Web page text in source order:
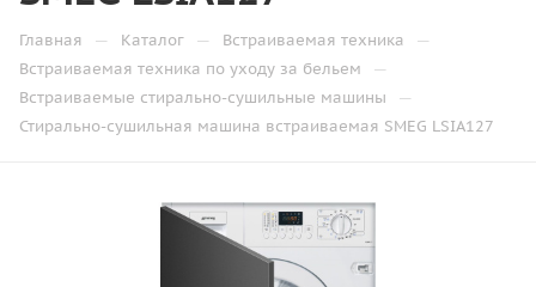
Главная — Каталог — Встраиваемая техника —
Встраиваемая техника по уходу за бельем —
Встраиваемые стирально-сушильные машины —
Стирально-сушильная машина встраиваемая SMEG LSIA127